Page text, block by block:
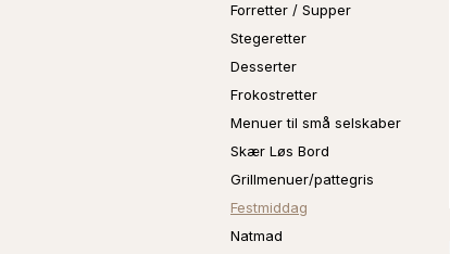
Forretter / Supper
Stegeretter
Desserter
Frokostretter
Menuer til små selskaber
Skær Løs Bord
Grillmenuer/pattegris
Festmiddag
Natmad